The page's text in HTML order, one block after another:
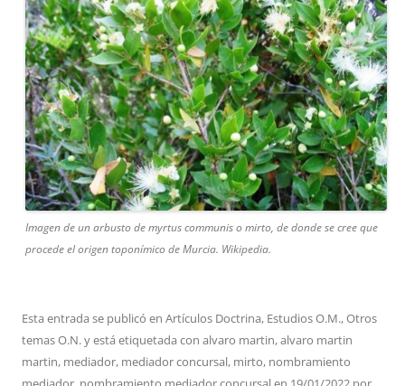
Imagen de un arbusto de myrtus communis o mirto, de donde se cree que
procede el origen toponímico de Murcia. Wikipedia.
Esta entrada se publicó en Artículos Doctrina, Estudios O.M.,Otros
temas O.N.y está etiquetada con alvaro martin,alvaro martin
martin, mediador, mediador concursal, mirto, nombramiento